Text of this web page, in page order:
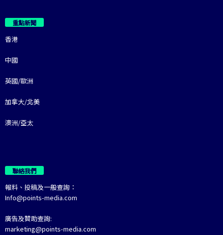
重點新聞
香港
中國
英國/歐洲
加拿大/北美
澳洲/亞太
聯絡我們
報料、投稿及一般查詢：
Info@points-media.com
廣告及贊助查詢:
marketing@points-media.com